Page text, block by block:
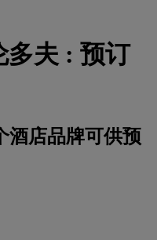
多夫 : 预订
酒店品牌可供预